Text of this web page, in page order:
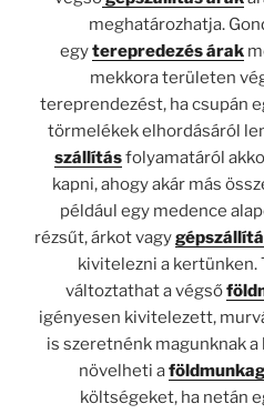
meghatározhatja.
egyterepredezés árak
mekkora területen
tereprendezést, ha csupán
törmelékek elhordásáról
szállításfolyamatáról
kapni, ahogy akár más
például egy medence
rézsűt, árkot vagy
kivitelezni a kertünken.
változtathat a végső
igényesen kivitelezett,
is szeretnénk magunknak
növelheti a
költségeket, ha netán